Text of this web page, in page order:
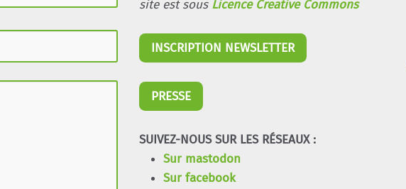
site est sous Licence Creative Commons
INSCRIPTION NEWSLETTER
PRESSE
SUIVEZ-NOUS SUR LES RÉSEAUX :
Sur mastodon
Sur facebook